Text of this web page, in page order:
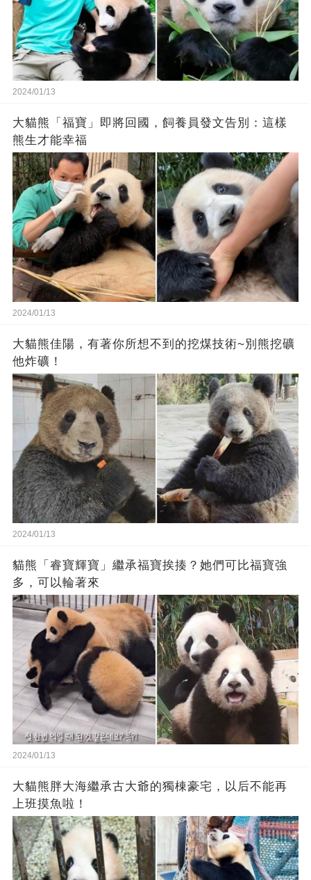
2024/01/13
大貓熊「福寶」即將回國，飼養員發文告別：這樣
熊生才能幸福
2024/01/13
大貓熊佳陽，有著你所想不到的挖煤技術~別熊挖礦
他炸礦！
2024/01/13
貓熊「睿寶輝寶」繼承福寶挨揍？她們可比福寶強
多，可以輪著來
2024/01/13
大貓熊胖大海繼承古大爺的獨棟豪宅，以后不能再
上班摸魚啦！